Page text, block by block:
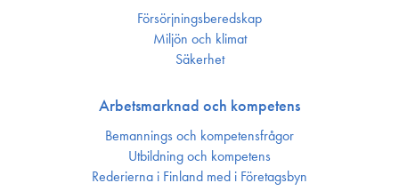
Försörjnings­beredskap
Miljön och klimat
Säkerhet
Arbetsmarknad och kompetens
Bemannings och kompetens­frågor
Utbildning och kompetens
Rederierna i Finland med i Företagsbyn